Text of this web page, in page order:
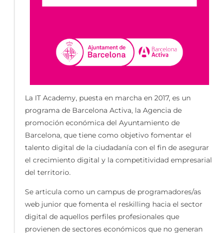
La IT Academy, puesta en marcha en 2017, es un
programa de Barcelona Activa, la Agencia de
promoción económica del Ayuntamiento de
Barcelona, que tiene como objetivo fomentar el
talento digital de la ciudadanía con el fin de asegurar
el crecimiento digital y la competitividad empresarial
del territorio.
Se articula como un campus de programadores/as
web junior que fomenta el reskilling hacia el sector
digital de aquellos perfiles profesionales que
provienen de sectores económicos que no generan